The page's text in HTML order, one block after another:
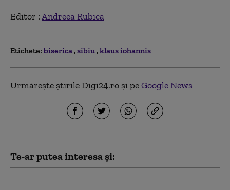
Editor :Andreea Rubica
Etichete: biserica sibiu klaus iohannis
Urmărește știrile Digi24.ro și peGoogle News
Te-ar putea interesa și: